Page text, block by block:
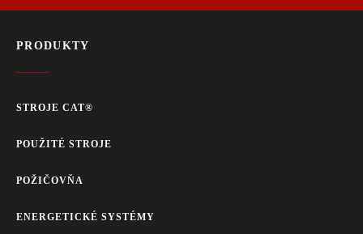
PRODUKTY
STROJE CAT®
POUŽITÉ STROJE
POŽIČOVŇA
ENERGETICKÉ SYSTÉMY